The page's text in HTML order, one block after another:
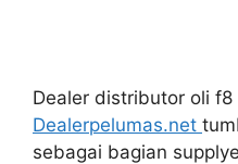
Dealer distributor oli f8 |
Dealerpelumas.net
sebagai bagian